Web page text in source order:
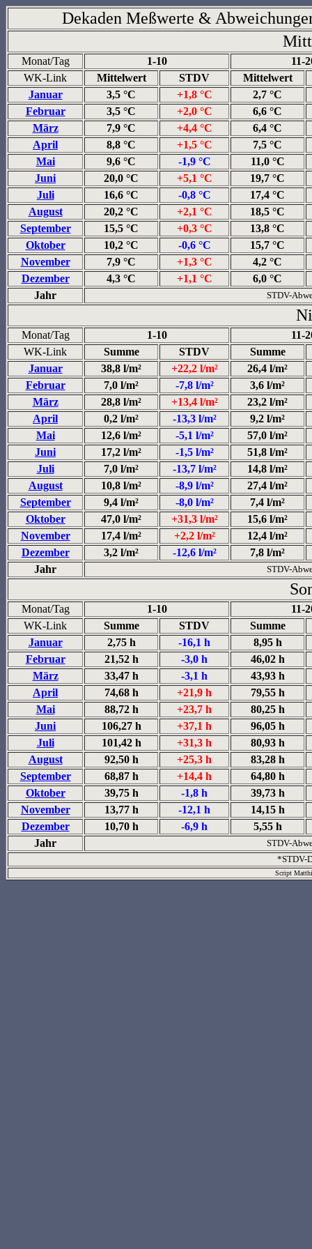
Dekaden Meßwerte &
Monat/Tag 1-10
11-
WK-Link
Mittelwert STDV
Mittelwert
Januar
3,5 °C +1,8 °C
2,7 °C
Februar
3,5 °C +2,0 °C
6,6 °C
März
7,9 °C +4,4 °C
6,4 °C
April
8,8 °C +1,5 °C
7,5 °C
Mai
9,6 °C -1,9 °C
11,0 °C
Juni
20,0 °C +5,1 °C
19,7 °C
Juli
16,6 °C -0,8 °C
17,4 °C
August
20,2 °C +2,1 °C
18,5 °C
September
15,5 °C +0,3 °C
13,8 °C
Oktober
10,2 °C -0,6 °C
15,7 °C
November
7,9 °C +1,3 °C
4,2 °C
Dezember
4,3 °C +1,1 °C
6,0 °C
Jahr
STDV-
Monat/Tag 1-10
11-
WK-Link
Summe STDV
Summe
Januar
38,8 l/m² +22,2 l/m²
26,4 l/m²
Februar
7,0 l/m² -7,8 l/m²
3,6 l/m²
März
28,8 l/m² +13,4 l/m²
23,2 l/m²
April
0,2 l/m² -13,3 l/m²
9,2 l/m²
Mai
12,6 l/m² -5,1 l/m²
57,0 l/m²
Juni
17,2 l/m² -1,5 l/m²
51,8 l/m²
Juli
7,0 l/m² -13,7 l/m²
14,8 l/m²
August
10,8 l/m² -8,9 l/m²
27,4 l/m²
September
9,4 l/m² -8,0 l/m²
7,4 l/m²
Oktober
47,0 l/m² +31,3 l/m²
15,6 l/m²
November
17,4 l/m² +2,2 l/m²
12,4 l/m²
Dezember
3,2 l/m² -12,6 l/m²
7,8 l/m²
Jahr
STDV-
Monat/Tag 1-10
11-
WK-Link
Summe STDV
Summe
Januar
2,75 h -16,1 h
8,95 h
Februar
21,52 h -3,0 h
46,02 h
März
33,47 h -3,1 h
43,93 h
April
74,68 h +21,9 h
79,55 h
Mai
88,72 h +23,7 h
80,25 h
Juni
106,27 h +37,1 h
96,05 h
Juli
101,42 h +31,3 h
80,93 h
August
92,50 h +25,3 h
83,28 h
September
68,87 h +14,4 h
64,80 h
Oktober
39,75 h -1,8 h
39,73 h
November
13,77 h -12,1 h
14,15 h
Dezember
10,70 h -6,9 h
5,55 h
Jahr
STDV-
*STDV-
Script